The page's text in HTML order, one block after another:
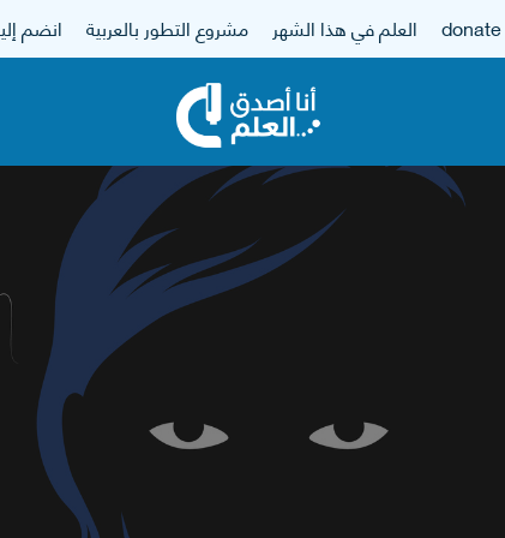
العلم في هذا الشهر مشروع التطور بالعربية انضم